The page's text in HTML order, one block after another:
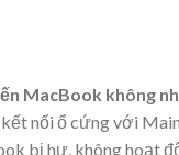
MacBook không
kết nối ổ cứng với
bị hư, không hoạt